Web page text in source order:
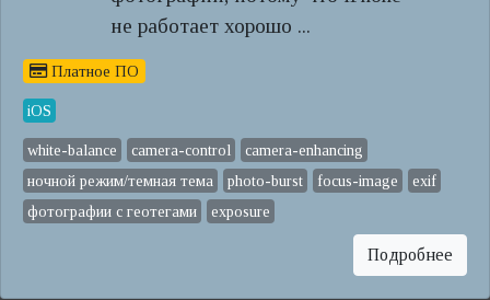
не работает хорошо ...
Платное ПО
iOS
white-balance camera-control
camera-enhancing
ночной режим/темная тема
photo-burst focus-image
exif
фотографии с геотегами
exposure
Подробнее